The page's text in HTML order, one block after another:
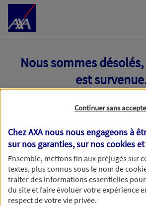
Accéder au Contenu
Nous sommes
est
Continuer sans
Chez AXA nous nous engageons à
sur nos garanties, sur noscookies
Ensemble, mettons fin aux préjugés sur
textes, plus connus sous le nom de
traiter des informations essentielles
du site et faire évoluer votre expérience
respect de votre vie privée.